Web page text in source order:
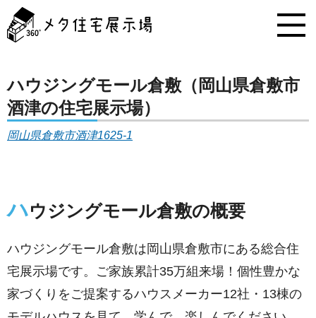
タ
住
場
コ
ン
テ
キ
ハウジングモール倉敷（岡山県倉敷市
酒津の住宅展示場）
岡山県倉敷市酒津1625-1
ハウジングモール倉敷の概要
ハウジングモール倉敷は岡山県倉敷市にある総合住
宅展示場です。ご家族累計35万組来場！個性豊かな
家づくりをご提案するハウスメーカー12社・13棟の